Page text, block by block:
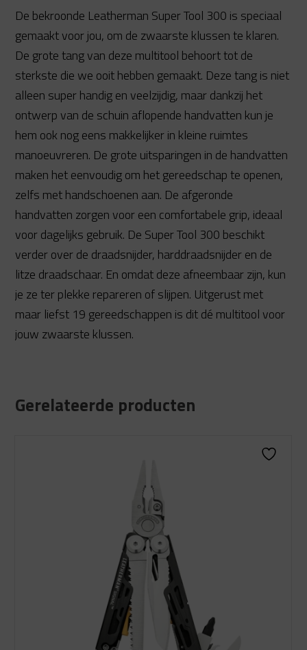
De bekroonde Leatherman Super Tool 300 is speciaal
gemaakt voor jou, om de zwaarste klussen te klaren.
De grote tang van deze multitool behoort tot de
sterkste die we ooit hebben gemaakt. Deze tang is niet
alleen super handig en veelzijdig, maar dankzij het
ontwerp van de schuin aflopende handvatten kun je
hem ook nog eens makkelijker in kleine ruimtes
manoeuvreren. De grote uitsparingen in de handvatten
maken het eenvoudig om het gereedschap te openen,
zelfs met handschoenen aan. De afgeronde
handvatten zorgen voor een comfortabele grip, ideaal
voor dagelijks gebruik. De Super Tool 300 beschikt
verder over de draadsnijder, harddraadsnijder en de
litze draadschaar. En omdat deze afneembaar zijn, kun
je ze ter plekke repareren of slijpen. Uitgerust met
maar liefst 19 gereedschappen is dit dé multitool voor
jouw zwaarste klussen.
Gerelateerde producten